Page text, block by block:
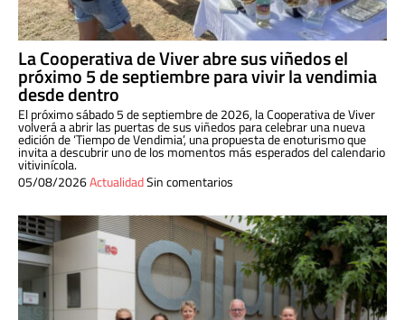
La Cooperativa de Viver abre sus viñedos el
próximo 5 de septiembre para vivir la vendimia
desde dentro
El próximo sábado 5 de septiembre de 2026, la Cooperativa de Viver
volverá a abrir las puertas de sus viñedos para celebrar una nueva
edición de ‘Tiempo de Vendimia’, una propuesta de enoturismo que
invita a descubrir uno de los momentos más esperados del calendario
vitivinícola.
05/08/2026ActualidadSin comentarios